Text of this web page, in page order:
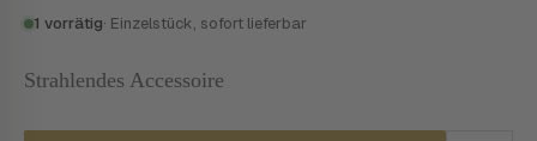
1 vorrätig· Einzelstück, sofort lieferbar
Strahlendes Accessoire